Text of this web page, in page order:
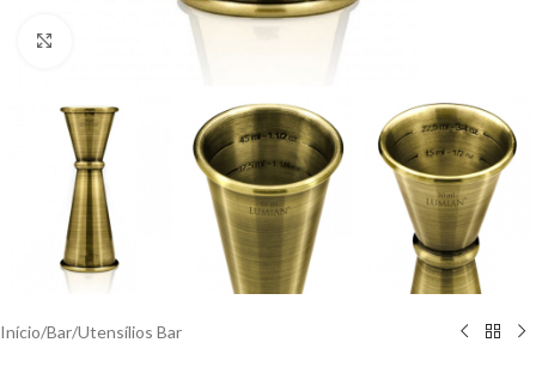
Início/Bar/Utensílios Bar